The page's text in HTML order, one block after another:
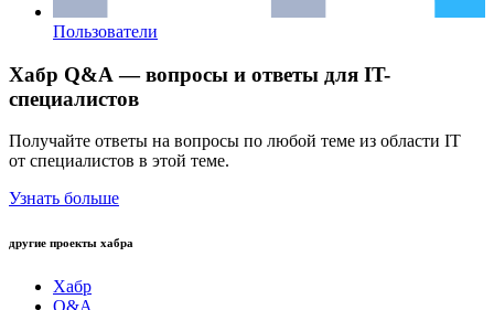
Пользователи
Хабр Q&A — вопросы и ответы для IT-
специалистов
Получайте ответы на вопросы по любой теме из области IT
от специалистов в этой теме.
Узнать больше
другие проекты хабра
Хабр